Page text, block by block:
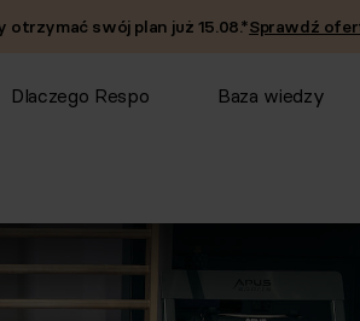
otrzymać swój plan już 15.08.*Sprawdź
Dlaczego Respo Baza wiedzy